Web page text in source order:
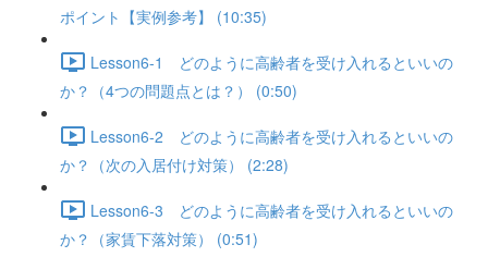
ポイント【実例参考】 (10:35)
Lesson6-1 どのように高齢者を受け入れるといいの
か？（4つの問題点とは？） (0:50)
Lesson6-2 どのように高齢者を受け入れるといいの
か？（次の入居付け対策） (2:28)
Lesson6-3 どのように高齢者を受け入れるといいの
か？（家賃下落対策） (0:51)